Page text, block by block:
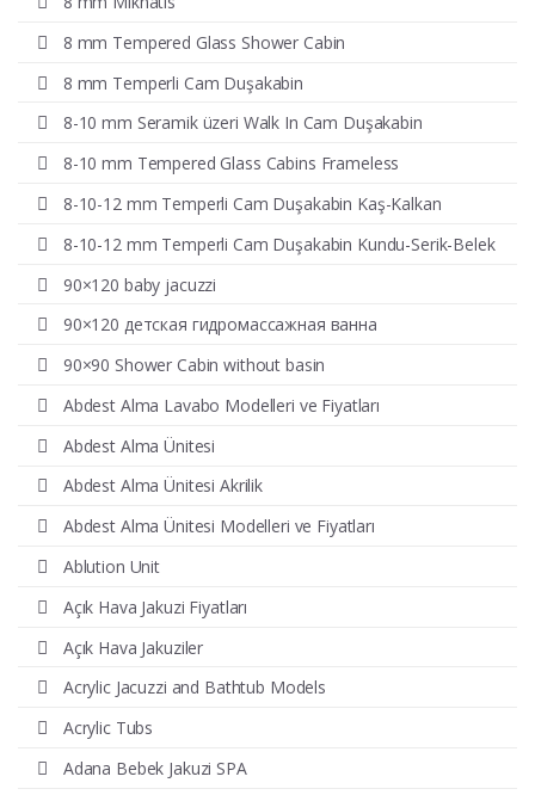
8 mm Tempered Glass Shower Cabin
8 mm Temperli Cam Duşakabin
8-10 mm Seramik üzeri Walk In Cam Duşakabin
8-10 mm Tempered Glass Cabins Frameless
8-10-12 mm Temperli Cam Duşakabin Kaş-Kalkan
8-10-12 mm Temperli Cam Duşakabin Kundu-Serik-Belek
90×120 baby jacuzzi
90×120 детская гидромассажная ванна
90×90 Shower Cabin without basin
Abdest Alma Lavabo Modelleri ve Fiyatları
Abdest Alma Ünitesi
Abdest Alma Ünitesi Akrilik
Abdest Alma Ünitesi Modelleri ve Fiyatları
Ablution Unit
Açık Hava Jakuzi Fiyatları
Açık Hava Jakuziler
Acrylic Jacuzzi and Bathtub Models
Acrylic Tubs
Adana Bebek Jakuzi SPA